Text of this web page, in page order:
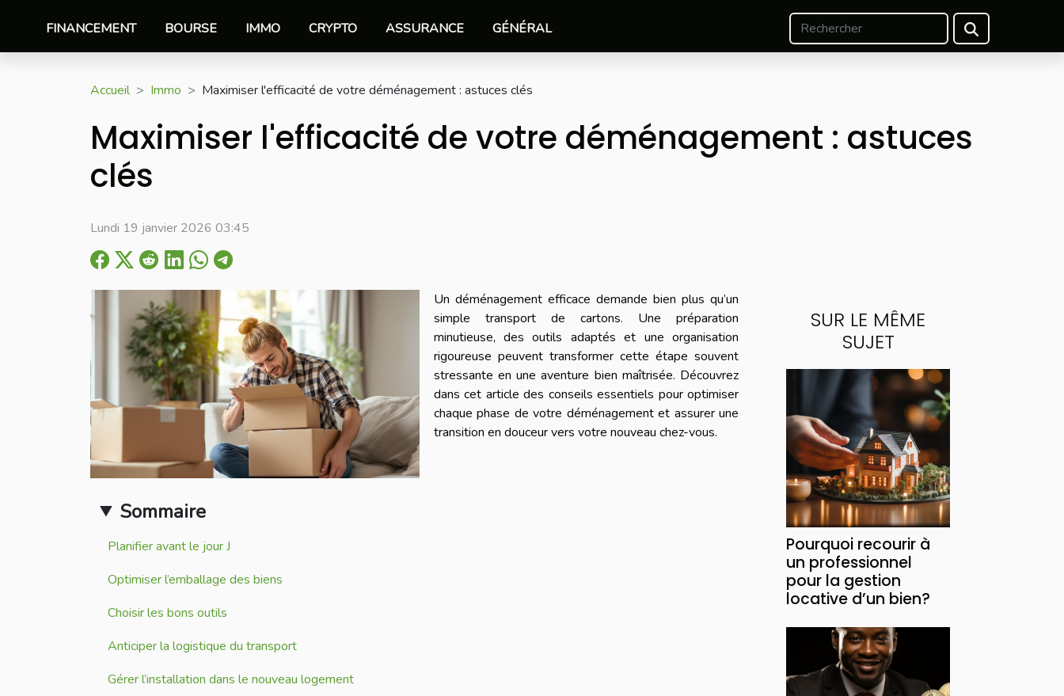
FINANCEMENT BOURSE IMMO CRYPTO ASSURANCE GÉNÉRAL
Accueil Immo Maximiser l'efficacité de votre déménagement : astuces clés
Maximiser l'efficacité de votre déménagement : astuces
clés
Lundi 19 janvier 2026 03:45
Sommaire
Planifier avant le jour J
Optimiser l’emballage des biens
Choisir les bons outils
Anticiper la logistique du transport
Gérer l’installation dans le nouveau logement
Un déménagement efficace demande bien plus qu’un
simple transport de cartons. Une préparation
minutieuse, des outils adaptés et une organisation
rigoureuse peuvent transformer cette étape souvent
stressante en une aventure bien maîtrisée. Découvrez
dans cet article des conseils essentiels pour optimiser
chaque phase de votre déménagement et assurer une
transition en douceur vers votre nouveau chez-vous.
SUR LE MÊME
SUJET
Pourquoi recourir à
un professionnel
pour la gestion
locative d’un bien?